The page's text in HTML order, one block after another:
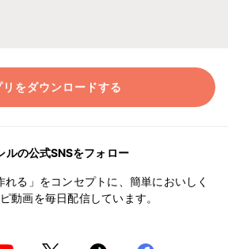
リをダウンロードする
ルの公式SNSをフォロー
れる」をコンセプトに、簡単においしく
動画を毎日配信しています。